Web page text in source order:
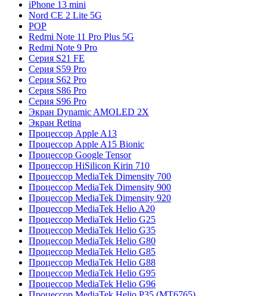
iPhone 13 mini
Nord CE 2 Lite 5G
POP
Redmi Note 11 Pro Plus 5G
Redmi Note 9 Pro
Серия S21 FE
Серия S59 Pro
Серия S62 Pro
Серия S86 Pro
Серия S96 Pro
Экран Dynamic AMOLED 2X
Экран Retina
Процессор Apple A13
Процессор Apple A15 Bionic
Процессор Google Tensor
Процессор HiSilicon Kirin 710
Процессор MediaTek Dimensity 700
Процессор MediaTek Dimensity 900
Процессор MediaTek Dimensity 920
Процессор MediaTek Helio A20
Процессор MediaTek Helio G25
Процессор MediaTek Helio G35
Процессор MediaTek Helio G80
Процессор MediaTek Helio G85
Процессор MediaTek Helio G88
Процессор MediaTek Helio G95
Процессор MediaTek Helio G96